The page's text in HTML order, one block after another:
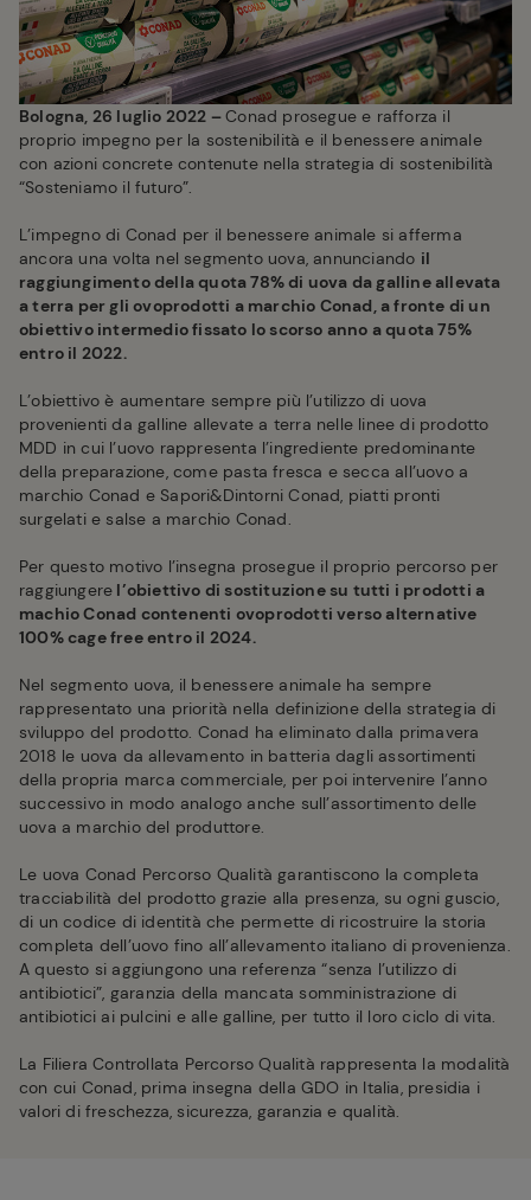
Bologna, 26 luglio 2022 –Conad prosegue e rafforza il
proprio impegno per la sostenibilità e il benessere animale
con azioni concrete contenute nella strategia di sostenibilità
“Sosteniamo il futuro”.
L’impegno di Conad per il benessere animale si afferma
ancora una volta nel segmento uova, annunciando il
raggiungimento della quota 78% di uova da galline allevata
a terra per gli ovoprodotti a marchio Conad, a fronte di un
obiettivo intermedio fissato lo scorso anno a quota 75%
entro il 2022.
L’obiettivo è aumentare sempre più l’utilizzo di uova
provenienti da galline allevate a terra nelle linee di prodotto
MDD in cui l’uovo rappresenta l’ingrediente predominante
della preparazione, come pasta fresca e secca all’uovo a
marchio Conad e Sapori&Dintorni Conad, piatti pronti
surgelati e salse a marchio Conad.
Per questo motivo l’insegna prosegue il proprio percorso per
raggiungere l’obiettivo di sostituzione su tutti i prodotti a
machio Conad contenenti ovoprodotti verso alternative
100% cage free entro il 2024.
Nel segmento uova, il benessere animale ha sempre
rappresentato una priorità nella definizione della strategia di
sviluppo del prodotto. Conad ha eliminato dalla primavera
2018 le uova da allevamento in batteria dagli assortimenti
della propria marca commerciale, per poi intervenire l’anno
successivo in modo analogo anche sull’assortimento delle
uova a marchio del produttore.
Le uova Conad Percorso Qualità garantiscono la completa
tracciabilità del prodotto grazie alla presenza, su ogni guscio,
di un codice di identità che permette di ricostruire la storia
completa dell’uovo fino all’allevamento italiano di provenienza.
A questo si aggiungono una referenza “senza l’utilizzo di
antibiotici”, garanzia della mancata somministrazione di
antibiotici ai pulcini e alle galline, per tutto il loro ciclo di vita.
La Filiera Controllata Percorso Qualità rappresenta la modalità
con cui Conad, prima insegna della GDO in Italia, presidia i
valori di freschezza, sicurezza, garanzia e qualità.